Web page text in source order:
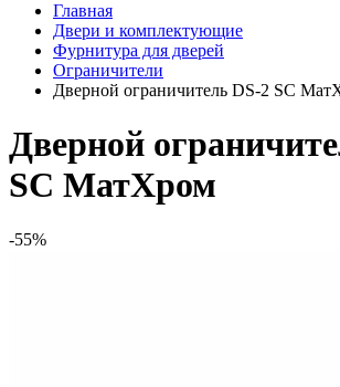
Главная
Двери и комплектующие
Фурнитура для дверей
Ограничители
Дверной ограничитель DS-2 SC
Дверной
SC МатХром
-55%